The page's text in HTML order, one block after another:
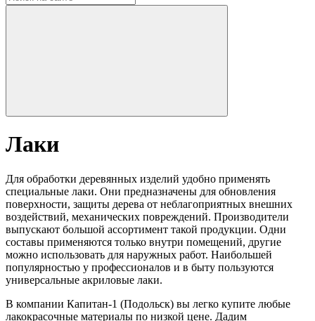
Лаки
Для обработки деревянных изделий удобно применять
специальные лаки. Они предназначены для обновления
поверхности, защиты дерева от неблагоприятных внешних
воздействий, механических повреждений. Производители
выпускают большой ассортимент такой продукции. Одни
составы применяются только внутри помещений, другие
можно использовать для наружных работ. Наибольшей
популярностью у профессионалов и в быту пользуются
универсальные акриловые лаки.
В компании Капитан-1 (Подольск) вы легко купите любые
лакокрасочные материалы по низкой цене. Дадим